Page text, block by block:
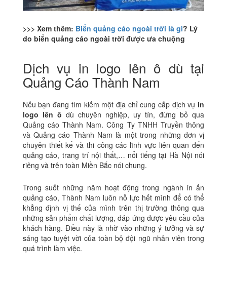
>>> Xem thêm: Biển quảng cáo ngoài trời là gì? Lý
do biển quảng cáo ngoài trời được ưa chuộng
Dịch vụ in logo lên ô dù tại
Quảng Cáo Thành Nam
Nếu bạn đang tìm kiếm một địa chỉ cung cấp dịch vụ in
logo lên ô dù chuyên nghiệp, uy tín, đừng bỏ qua
Quảng cáo Thành Nam. Công Ty TNHH Truyền thông
và Quảng cáo Thành Nam là một trong những đơn vị
chuyên thiết kế và thi công các lĩnh vực liên quan đến
quảng cáo, trang trí nội thất,… nổi tiếng tại Hà Nội nói
riêng và trên toàn Miền Bắc nói chung.
Trong suốt những năm hoạt động trong ngành in ấn
quảng cáo, Thành Nam luôn nỗ lực hết mình để có thể
khẳng định vị thế của mình trên thị trường thông qua
những sản phẩm chất lượng, đáp ứng được yêu cầu của
khách hàng. Điều này là nhờ vào những ý tưởng và sự
sáng tạo tuyệt vời của toàn bộ đội ngũ nhân viên trong
quá trình làm việc.